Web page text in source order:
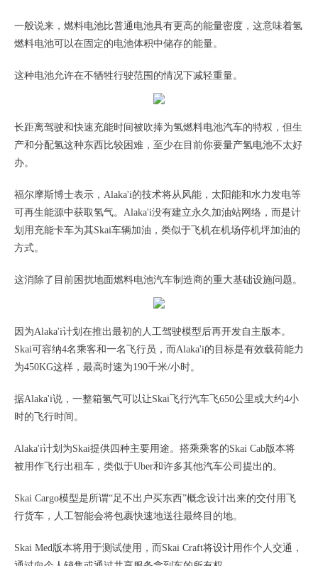
一般说来，燃料电池比普通电池具有更高的能量密度，这意味着氢
燃料电池可以在固定的电池体积中储存的能量。
这种电池允许在不牺牲行驶范围的情况下减轻重量。
长距离驾驶和快速充能时间被吹捧为氢燃料电池汽车的特权，但生
产和分配氢这种东西比较困难，至少在目前你要量产氢电池不太好
办。
福尔摩斯博士表示，Alaka'i的技术将从风能，太阳能和水力发电等
可再生能源中获取氢气。Alaka'i没有建立永久加油站网络，而是计
划用充能卡车为其Skai车辆加油，类似于飞机在机场停机坪加油的
方式。
这消除了目前困扰地面燃料电池汽车制造商的重大基础设施问题。
因为Alaka'i计划在推出最初的人工驾驶模型后再开发自主版本。
Skai可容纳4名乘客和一名飞行员，而Alaka'i的目标是有效载荷能力
为450KG这样，最高时速为190千米/小时。
据Alaka'i说，一整箱氢气可以让Skai飞行汽车飞650公里或大约4小
时的飞行时间。
Alaka'i计划为Skai提供四种主要用途。搭乘乘客的Skai Cab版本将
被用作飞行出租车，类似于Uber和许多其他汽车公司提出的。
Skai Cargo模型是所谓“足不出户买东西”概念设计出来的交付用飞
行货车，人工智能会将包裹快速地送往最终目的地。
Skai Med版本将用于测试使用，而Skai Craft将设计用作个人交通，